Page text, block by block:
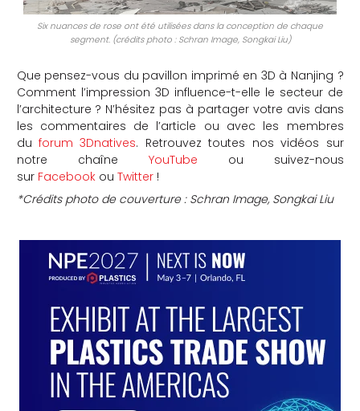
Six nuances de rose ont été utilisées dans la conception de chaque
segment. (crédits photo : Schran Image, Songkai Liu)
Que pensez-vous du pavillon imprimé en 3D à Nanjing ?
Comment l’impression 3D influence-t-elle le secteur de
l’architecture ? N’hésitez pas à partager votre avis dans
les commentaires de l’article ou avec les membres
du forum 3Dnatives. Retrouvez toutes nos vidéos sur
notre chaîne YouTube ou suivez-nous
sur Facebookou Twitter!
*Crédits photo de couverture : Schran Image, Songkai Liu